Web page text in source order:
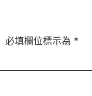
必填欄位標示為 *